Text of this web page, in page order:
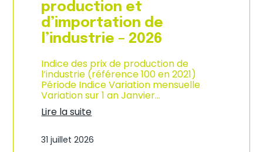
s
o
m
m
a
i
o
n
e
n
G
a
production et
d’importation de
l’industrie – 2026
Indice des prix de production de
l’industrie (référence 100 en 2021)
Période Indice Variation mensuelle
Variation sur 1 an Janvier…
Lire la suite
n
31 juillet 2026